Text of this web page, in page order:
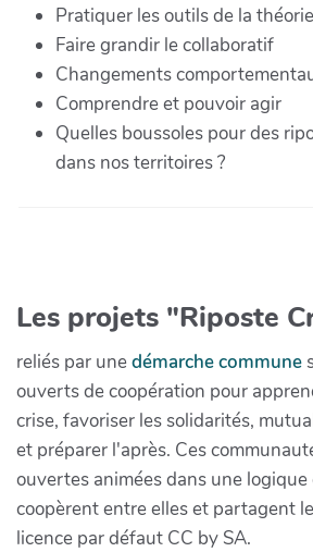
Pratiquer les outils de la
Faire grandir le collaboratif
Changements
Comprendre et pouvoir agir
Quelles boussoles pour des
dans nos territoires ?
Les projets "Riposte
reliés par unedémarche commune
ouverts de coopération pour
crise, favoriser les solidarités,
et préparer l'après. Ces
ouvertes animées dans une logique
coopèrent entre elles et partagent
licence par défaut CC by SA.